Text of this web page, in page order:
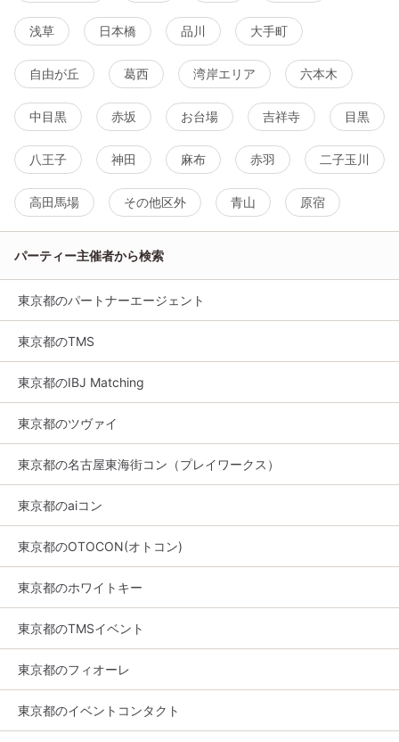
浅草 日本橋 品川 大手町
自由が丘 葛西 湾岸エリア 六本木
中目黒 赤坂 お台場 吉祥寺 目黒
八王子 神田 麻布 赤羽 二子玉川
高田馬場 その他区外 青山 原宿
パーティー主催者から検索
東京都のパートナーエージェント
東京都のTMS
東京都のIBJ Matching
東京都のツヴァイ
東京都の名古屋東海街コン（プレイワークス）
東京都のaiコン
東京都のOTOCON(オトコン)
東京都のホワイトキー
東京都のTMSイベント
東京都のフィオーレ
東京都のイベントコンタクト